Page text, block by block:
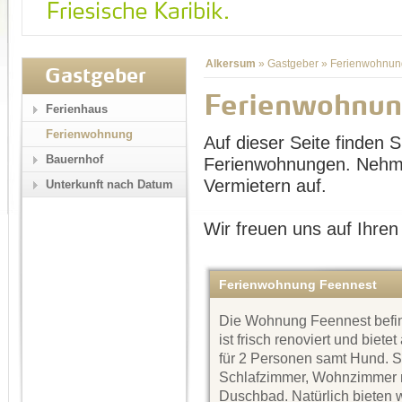
Alkersum » Gastgeber »
Auf dieser Seite finden
Ferienwohnungen.
Vermietern auf.
Wir freuen uns auf
Ferienwohnung Feennest
Die Wohnung Feennest
ist frisch renoviert und bietet
für 2 Personen samt Hund.
Schlafzimmer,
Duschbad. Natürlich bieten
Gastgeber
Ferienhaus
Ferienwohnung
Bauernhof
Unterkunft nach Datum